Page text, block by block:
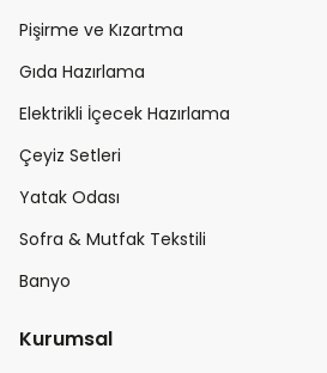
Pişirme ve Kızartma
Gıda Hazırlama
Elektrikli İçecek Hazırlama
Çeyiz Setleri
Yatak Odası
Sofra & Mutfak Tekstili
Banyo
Kurumsal